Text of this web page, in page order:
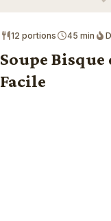
12 portions 45 min
Soupe Bisque
Facile